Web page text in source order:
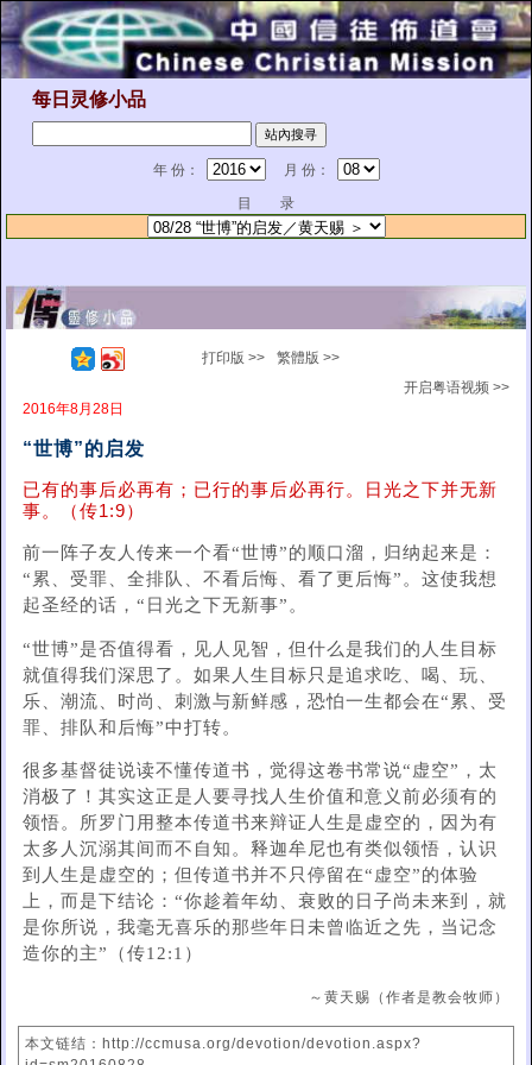
每日灵修小品
年 份：
月 份：
目 录
打印版 >>
繁體版 >>
开启粤语视频 >>
2016年8月28日
“世博”的启发
已有的事后必再有；已行的事后必再行。日光之下并无新
事。（传1:9）
前一阵子友人传来一个看“世博”的顺口溜，归纳起来是：
“累、受罪、全排队、不看后悔、看了更后悔”。这使我想
起圣经的话，“日光之下无新事”。
“世博”是否值得看，见人见智，但什么是我们的人生目标
就值得我们深思了。如果人生目标只是追求吃、喝、玩、
乐、潮流、时尚、刺激与新鲜感，恐怕一生都会在“累、受
罪、排队和后悔”中打转。
很多基督徒说读不懂传道书，觉得这卷书常说“虚空”，太
消极了！其实这正是人要寻找人生价值和意义前必须有的
领悟。所罗门用整本传道书来辩证人生是虚空的，因为有
太多人沉溺其间而不自知。释迦牟尼也有类似领悟，认识
到人生是虚空的；但传道书并不只停留在“虚空”的体验
上，而是下结论：“你趁着年幼、衰败的日子尚未来到，就
是你所说，我毫无喜乐的那些年日未曾临近之先，当记念
造你的主”（传12:1）
～黄天赐（作者是教会牧师）
本文链结：http://ccmusa.org/devotion/devotion.aspx?